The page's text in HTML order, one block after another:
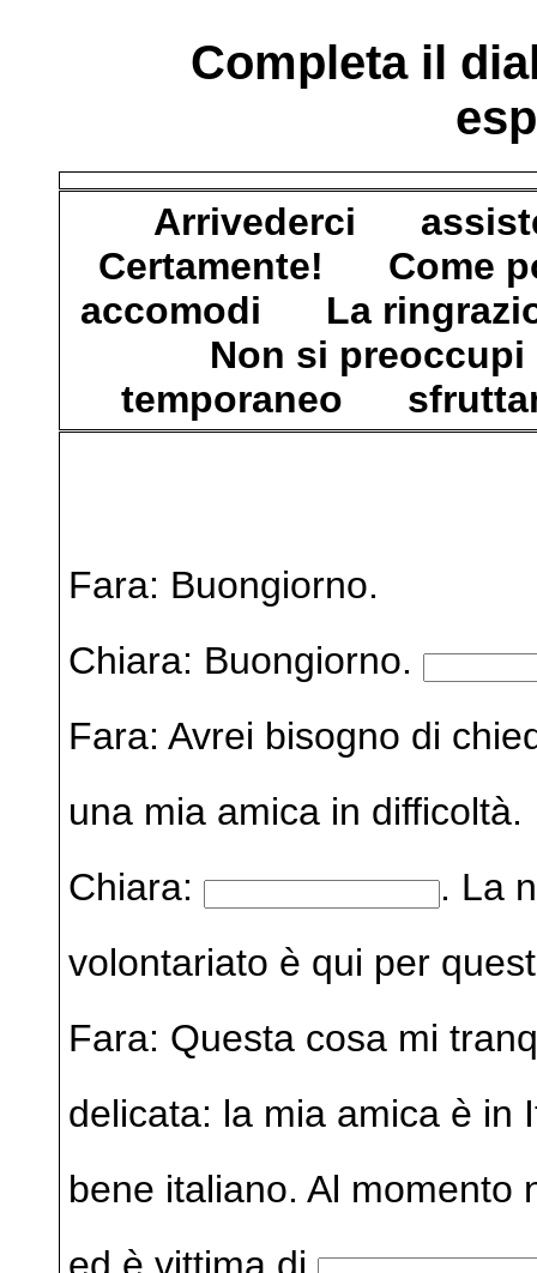
Completa il
Arrivederci
Certamente! Come
accomodi La
Non si
temporaneo
Fara: Buongiorno.
Chiara: Buongiorno.
Fara: Avrei bisogno di
una mia amica in difficoltà.
Chiara:
. La
volontariato è qui per
Fara: Questa cosa mi
delicata: la mia amica è in
bene italiano. Al momento
ed è vittima di